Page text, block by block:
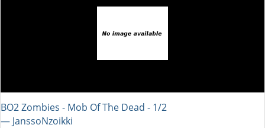
BO2 Zombies - Mob Of The Dead - 1/2
― JanssoNzoikki